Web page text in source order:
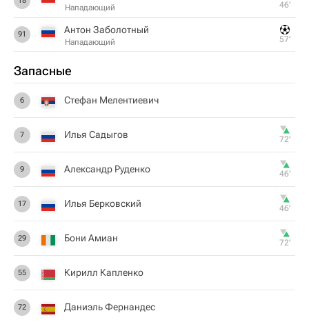
Нападающий 46‎’‎
91 Антон Заболотный
Нападающий 57‎’‎
Запасные
6 Стефан Мелентиевич
7 Илья Садыгов 72‎’‎
9 Александр Руденко 46‎’‎
17 Илья Берковский 46‎’‎
29 Бони Амиан 72‎’‎
55 Кирилл Капленко
72 Даниэль Фернандес